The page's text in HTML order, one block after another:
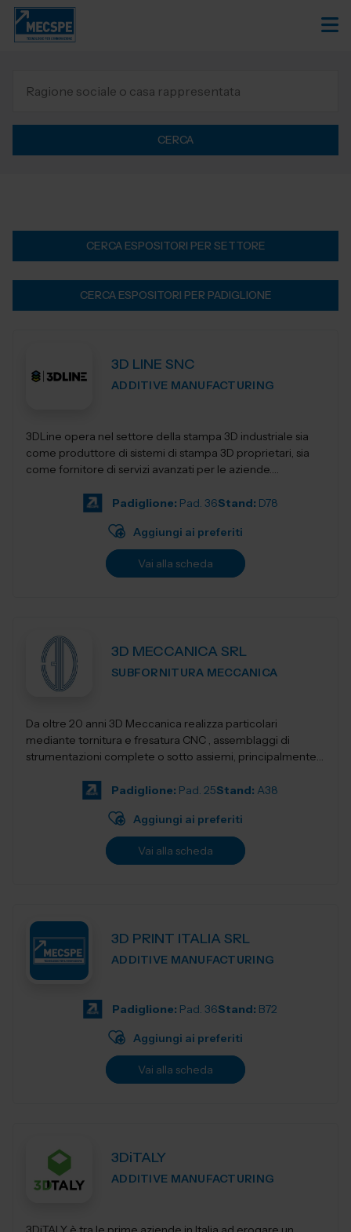
CERCA
CERCA ESPOSITORI PER SETTORE
CERCA ESPOSITORI PER PADIGLIONE
3D LINE SNC
ADDITIVE MANUFACTURING
3DLine opera nel settore della stampa 3D industriale sia
come produttore di sistemi di stampa 3D proprietari, sia
come fornitore di servizi avanzati per le aziende.
Padiglione: Pad. 36Stand: D78
Aggiungi ai preferiti
Vai alla scheda
3D MECCANICA SRL
SUBFORNITURA MECCANICA
Da oltre 20 anni 3D Meccanica realizza particolari
mediante tornitura e fresatura CNC , assemblaggi di
strumentazioni complete o sotto assiemi, principalmente
Padiglione: Pad. 25Stand: A38
Aggiungi ai preferiti
Vai alla scheda
3D PRINT ITALIA SRL
ADDITIVE MANUFACTURING
Padiglione: Pad. 36Stand: B72
Aggiungi ai preferiti
Vai alla scheda
3DiTALY
ADDITIVE MANUFACTURING